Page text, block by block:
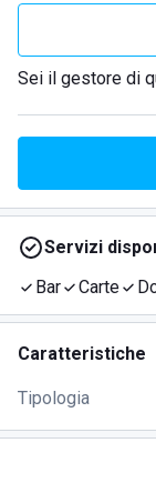
Sei il gestore di
Servizi
Bar
Carte
Caratteristiche
Tipologia